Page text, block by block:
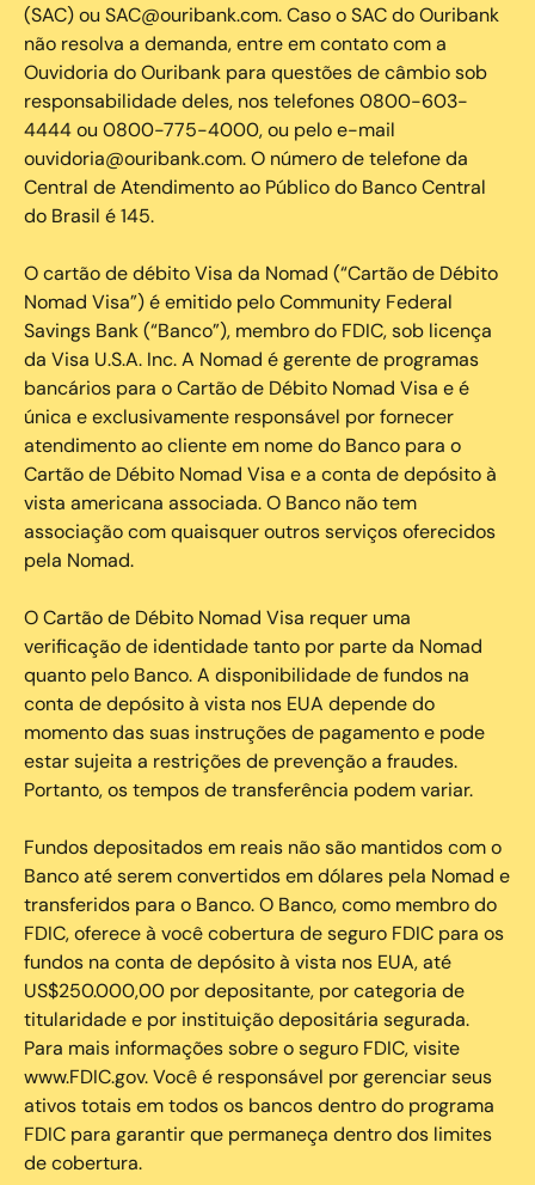
(SAC) ou SAC@ouribank.com. Caso o SAC do Ouribank
não resolva a demanda, entre em contato com a
Ouvidoria do Ouribank para questões de câmbio sob
responsabilidade deles, nos telefones 0800-603-
4444 ou 0800-775-4000, ou pelo e-mail
ouvidoria@ouribank.com. O número de telefone da
Central de Atendimento ao Público do Banco Central
do Brasil é 145.
O cartão de débito Visa da Nomad (“Cartão de Débito
Nomad Visa”) é emitido pelo Community Federal
Savings Bank (“Banco”), membro do FDIC, sob licença
da Visa U.S.A. Inc. A Nomad é gerente de programas
bancários para o Cartão de Débito Nomad Visa e é
única e exclusivamente responsável por fornecer
atendimento ao cliente em nome do Banco para o
Cartão de Débito Nomad Visa e a conta de depósito à
vista americana associada. O Banco não tem
associação com quaisquer outros serviços oferecidos
pela Nomad.
O Cartão de Débito Nomad Visa requer uma
verificação de identidade tanto por parte da Nomad
quanto pelo Banco. A disponibilidade de fundos na
conta de depósito à vista nos EUA depende do
momento das suas instruções de pagamento e pode
estar sujeita a restrições de prevenção a fraudes.
Portanto, os tempos de transferência podem variar.
Fundos depositados em reais não são mantidos com o
Banco até serem convertidos em dólares pela Nomad e
transferidos para o Banco. O Banco, como membro do
FDIC, oferece à você cobertura de seguro FDIC para os
fundos na conta de depósito à vista nos EUA, até
US$250.000,00 por depositante, por categoria de
titularidade e por instituição depositária segurada.
Para mais informações sobre o seguro FDIC, visite
www.FDIC.gov. Você é responsável por gerenciar seus
ativos totais em todos os bancos dentro do programa
FDIC para garantir que permaneça dentro dos limites
de cobertura.